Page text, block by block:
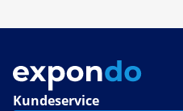
Kundeservice